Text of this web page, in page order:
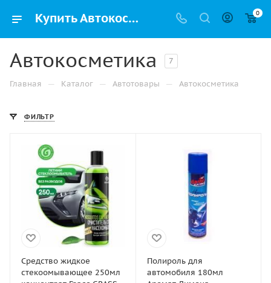
Купить Автокосметика для автомобиля в Перми в интернет-магазине с доставкой 0
Автокосметика 7
Главная — Каталог — Автотовары — Автокосметика
ФИЛЬТР
Средство жидкое
стекоомывающее 250мл
Полироль для
автомобиля 180мл